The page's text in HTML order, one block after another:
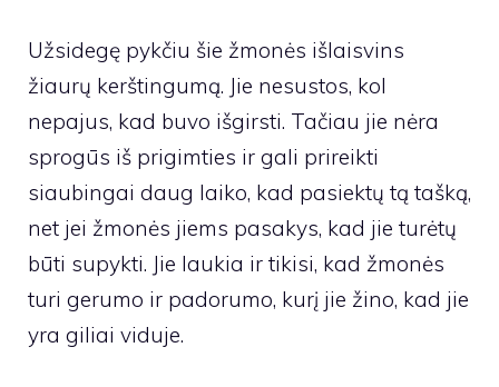
Užsidegę pykčiu šie žmonės išlaisvins
žiaurų kerštingumą. Jie nesustos, kol
nepajus, kad buvo išgirsti. Tačiau jie nėra
sprogūs iš prigimties ir gali prireikti
siaubingai daug laiko, kad pasiektų tą tašką,
net jei žmonės jiems pasakys, kad jie turėtų
būti supykti. Jie laukia ir tikisi, kad žmonės
turi gerumo ir padorumo, kurį jie žino, kad jie
yra giliai viduje.